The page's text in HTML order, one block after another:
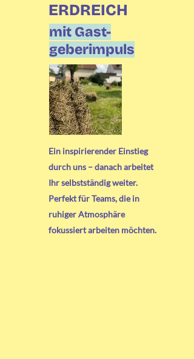
ERDREICH
mit Gast-
geberimpuls
Ein inspirierender Einstieg
durch uns – danach arbeitet
Ihr selbstständig weiter.
Perfekt für Teams, die in
ruhiger Atmosphäre
fokussiert arbeiten möchten.